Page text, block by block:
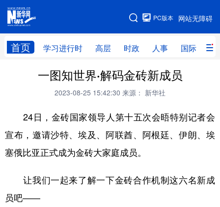
网站无障碍
PC版本
首页 学习进行时 高层 时政 人事 国际 财
网站地图
学习进行时 高层 时政 人事
财经 网评
台湾 思客智库 全球连线 教育
科技 科创 量子 体育
文化 书画 健康
访谈 视频 图片 政务
法律
一图知世界·解码金砖新成员
2023-08-25 15:42:30 来源： 新华社
24日，金砖国家领导人第十五次会晤特别记者会
宣布，邀请沙特、埃及、阿联酋、阿根廷、伊朗、埃
塞俄比亚正式成为金砖大家庭成员。
让我们一起来了解一下金砖合作机制这六名新成
员吧——